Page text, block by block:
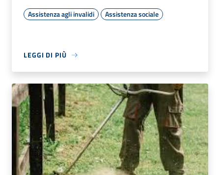
Assistenza agli invalidi Assistenza sociale
LEGGI DI PIÙ